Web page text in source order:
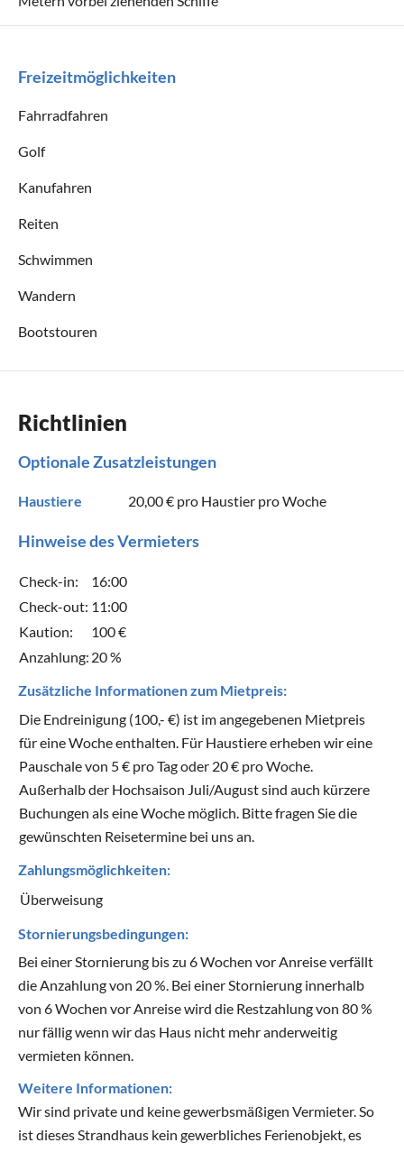
Freizeitmöglichkeiten
Fahrradfahren
Golf
Kanufahren
Reiten
Schwimmen
Wandern
Bootstouren
Richtlinien
Optionale Zusatzleistungen
Haustiere 20,00 € pro Haustier pro Woche
Hinweise des Vermieters
Check-in:
16:00
Check-out: 11:00
Kaution:
100 €
Anzahlung: 20 %
Zusätzliche Informationen zum Mietpreis:
Die Endreinigung (100,- €) ist im angegebenen Mietpreis
für eine Woche enthalten. Für Haustiere erheben wir eine
Pauschale von 5 € pro Tag oder 20 € pro Woche.
Außerhalb der Hochsaison Juli/August sind auch kürzere
Buchungen als eine Woche möglich. Bitte fragen Sie die
gewünschten Reisetermine bei uns an.
Zahlungsmöglichkeiten:
Überweisung
Stornierungsbedingungen:
Bei einer Stornierung bis zu 6 Wochen vor Anreise verfällt
die Anzahlung von 20 %. Bei einer Stornierung innerhalb
von 6 Wochen vor Anreise wird die Restzahlung von 80 %
nur fällig wenn wir das Haus nicht mehr anderweitig
vermieten können.
Weitere Informationen:
Wir sind private und keine gewerbsmäßigen Vermieter. So
ist dieses Strandhaus kein gewerbliches Ferienobjekt, es